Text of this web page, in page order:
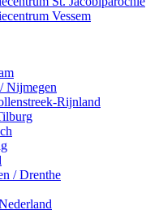
Vessem
Nijmegen
Rijnland
/ Drenthe